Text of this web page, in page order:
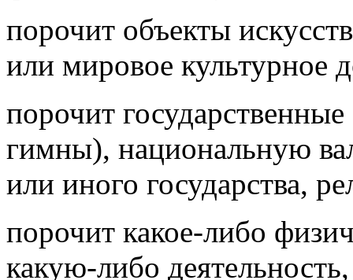
порочит объекты
или мировое культурное
порочит
гимны), национальную
или иного государства,
порочит какое-либо
какую-либо